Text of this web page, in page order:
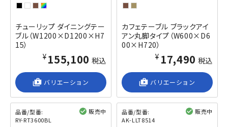
チューリップ ダイニングテー
ブル（W1200×D1200×H7
15）
¥155,100 税込
shop_2 バリエーション
カフェテーブル ブラックアイ
アン丸脚タイプ（W600×D6
00×H720）
¥17,490 税込
shop_2 バリエーション
品番/型番:
RY-RT3600BL
販売中
品番/型番:
AK-LLT8514
販売中